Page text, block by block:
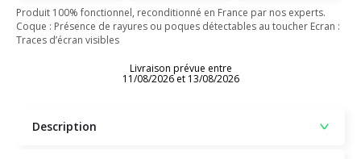
Produit 100% fonctionnel, reconditionné en France par nos experts.
Coque : Présence de rayures ou poques détectables au toucher Ecran :
Traces d’écran visibles
Livraison prévue entre
11/08/2026 et 13/08/2026
Description